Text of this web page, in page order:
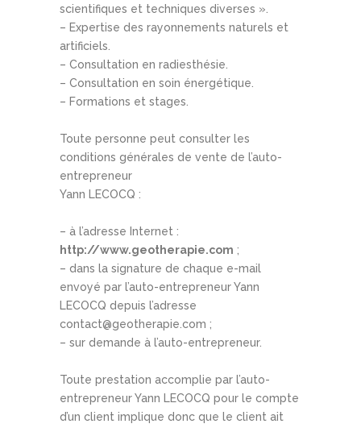
scientifiques et techniques diverses ».
– Expertise des rayonnements naturels et
artificiels.
– Consultation en radiesthésie.
– Consultation en soin énergétique.
– Formations et stages.
Toute personne peut consulter les
conditions générales de vente de l’auto-
entrepreneur
Yann LECOCQ :
– à l’adresse Internet :
http://www.geotherapie.com ;
– dans la signature de chaque e-mail
envoyé par l’auto-entrepreneur Yann
LECOCQ depuis l’adresse
contact@geotherapie.com ;
– sur demande à l’auto-entrepreneur.
Toute prestation accomplie par l’auto-
entrepreneur Yann LECOCQ pour le compte
d’un client implique donc que le client ait